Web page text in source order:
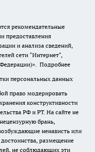
рекомендательные
предоставления
и анализа сведений,
сети "Интернет",
Подробнее
персональных данных
право модерировать
конструктивности
РФ и РТ. На сайте не
брань,
ненависть или
размещение
не соблюдающих эти